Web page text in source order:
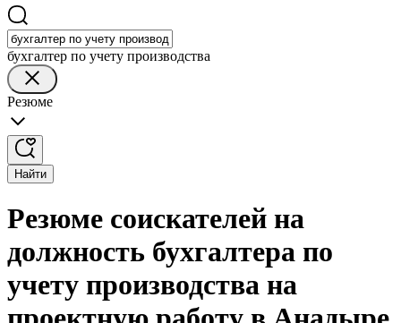
бухгалтер по учету производства
Резюме
Найти
Резюме соискателей на
должность бухгалтера по
учету производства на